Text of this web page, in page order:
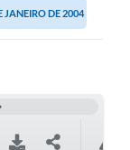
JANEIRO DE 2004